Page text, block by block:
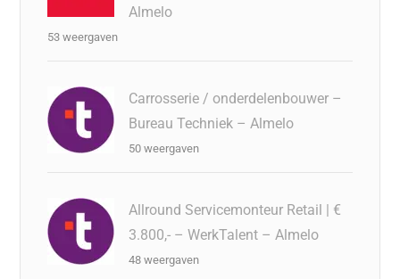
Almelo
53 weergaven
Carrosserie / onderdelenbouwer –
Bureau Techniek – Almelo
50 weergaven
Allround Servicemonteur Retail | €
3.800,- – WerkTalent – Almelo
48 weergaven